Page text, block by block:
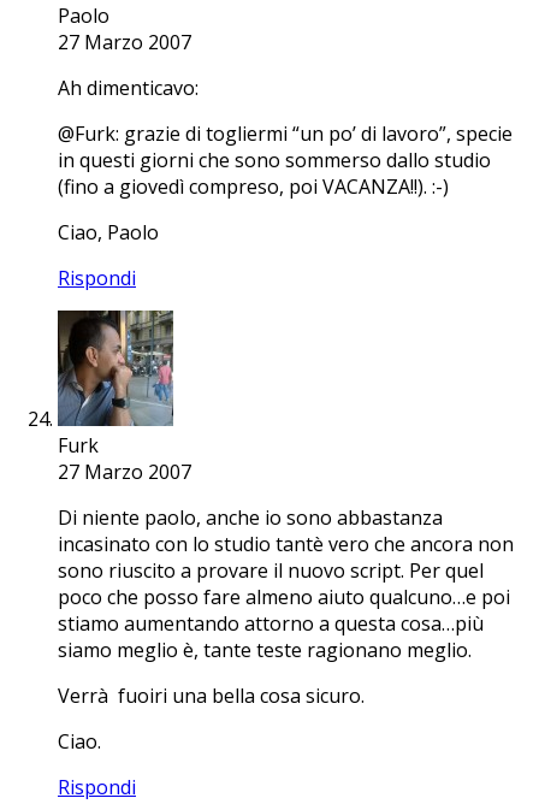
Paolo
27 Marzo 2007
Ah dimenticavo:
@Furk: grazie di togliermi “un po’ di lavoro”, specie
in questi giorni che sono sommerso dallo studio
(fino a giovedì compreso, poi VACANZA!!). :-)
Ciao, Paolo
Rispondi
Furk
27 Marzo 2007
Di niente paolo, anche io sono abbastanza
incasinato con lo studio tantè vero che ancora non
sono riuscito a provare il nuovo script. Per quel
poco che posso fare almeno aiuto qualcuno…e poi
stiamo aumentando attorno a questa cosa…più
siamo meglio è, tante teste ragionano meglio.
Verrà fuoiri una bella cosa sicuro.
Ciao.
Rispondi